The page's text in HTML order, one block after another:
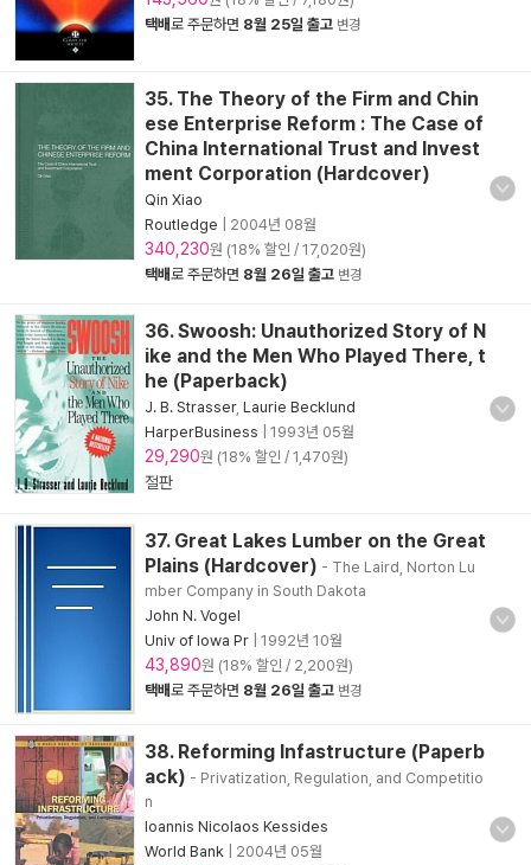
택배로 주문하면 8월 25일 출고 변경
35. The Theory of the Firm and Chin
ese Enterprise Reform : The Case of
China International Trust and Invest
ment Corporation (Hardcover)
Qin Xiao
Routledge
2004년 08월
340,230원 (18% 할인 / 17,020원)
택배로 주문하면 8월 26일 출고 변경
36. Swoosh: Unauthorized Story of N
ike and the Men Who Played There, t
he (Paperback)
J. B. Strasser, Laurie Becklund
HarperBusiness
1993년 05월
29,290원 (18% 할인 / 1,470원)
절판
37. Great Lakes Lumber on the Great
Plains (Hardcover) - The Laird, Norton Lu
mber Company in South Dakota
John N. Vogel
Univ of Iowa Pr
1992년 10월
43,890원 (18% 할인 / 2,200원)
택배로 주문하면 8월 26일 출고 변경
38. Reforming Infastructure (Paperb
ack) - Privatization, Regulation, and Competitio
n
Ioannis Nicolaos Kessides
World Bank
2004년 05월